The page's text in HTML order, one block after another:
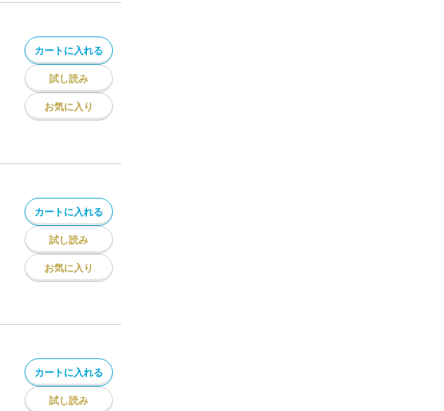
カートに入れる
試し読み
お気に入り
カートに入れる
試し読み
お気に入り
カートに入れる
試し読み